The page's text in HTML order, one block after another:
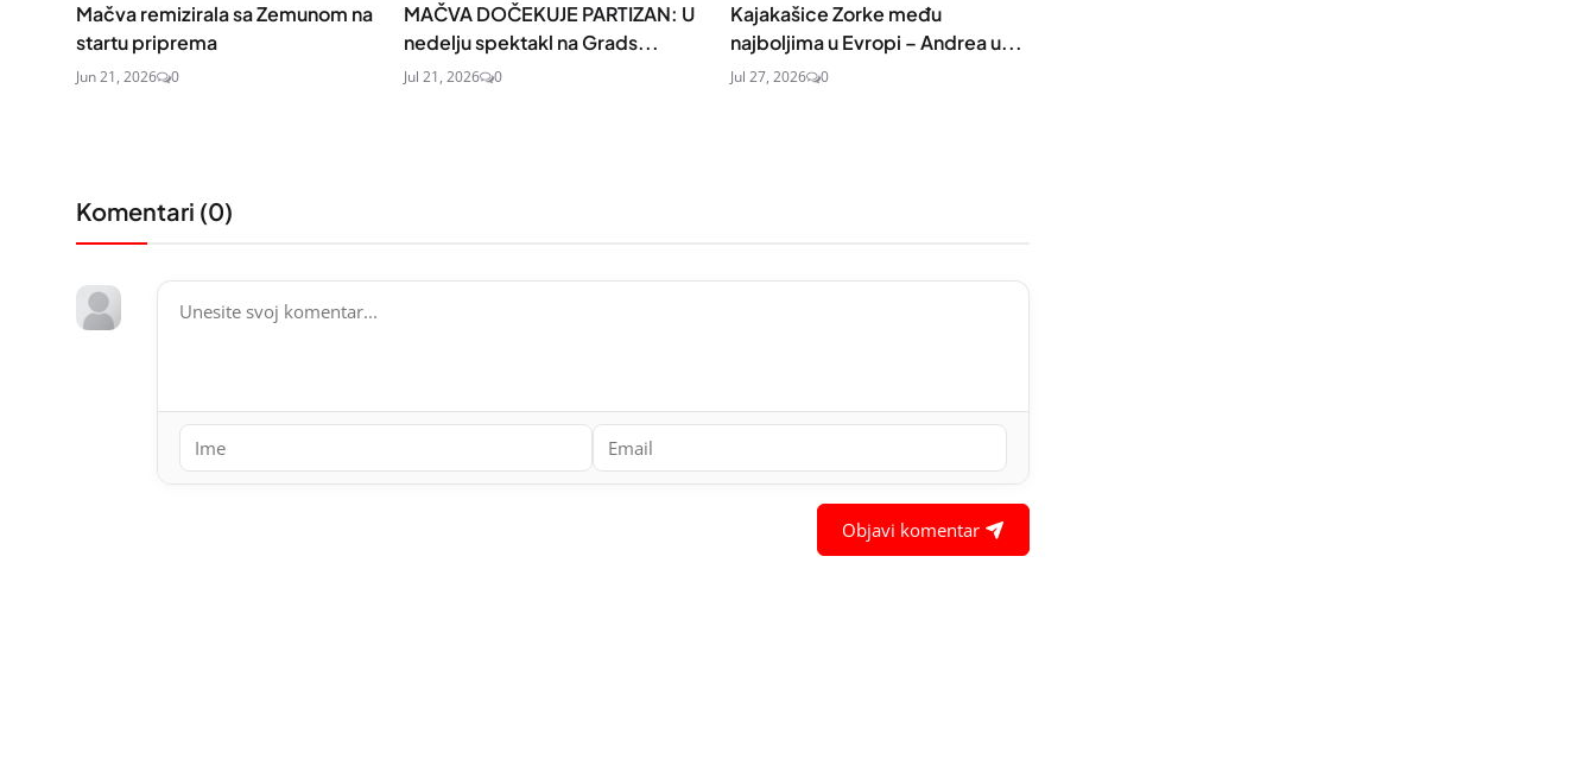
Mačva remizirala sa Zemunom na
startu priprema
Jun 21, 2026 0
MAČVA DOČEKUJE PARTIZAN: U
nedelju spektakl na Grads...
Jul 21, 2026 0
Kajakašice Zorke među
najboljima u Evropi – Andrea u...
Jul 27, 2026 0
Komentari (0)
Objavi komentar